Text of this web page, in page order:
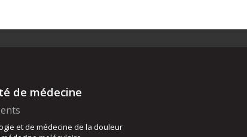
de médecine
et de médecine de la douleur